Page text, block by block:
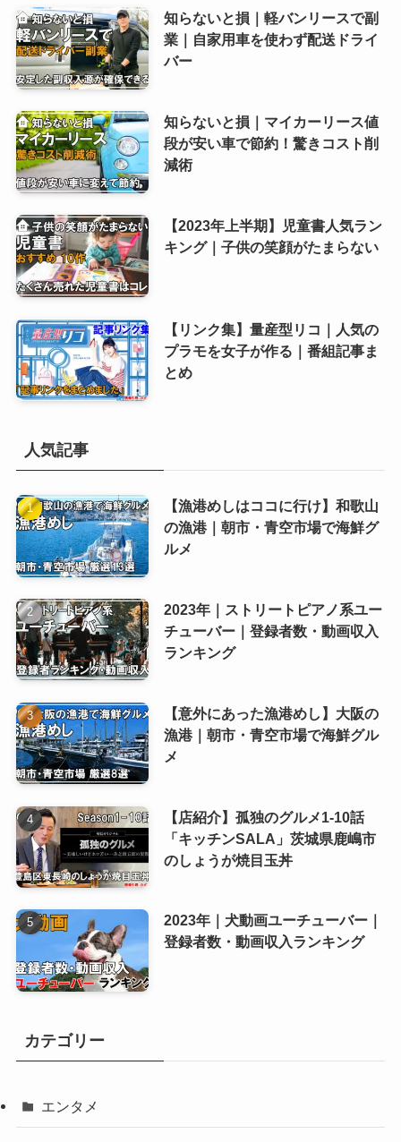
知らないと損｜軽バンリースで副
業｜自家用車を使わず配送ドライ
バー
知らないと損｜マイカーリース値
段が安い車で節約！驚きコスト削
減術
【2023年上半期】児童書人気ラン
キング｜子供の笑顔がたまらない
【リンク集】量産型リコ｜人気の
プラモを女子が作る｜番組記事ま
とめ
人気記事
【漁港めしはココに行け】和歌山
の漁港｜朝市・青空市場で海鮮グ
ルメ
2023年｜ストリートピアノ系ユー
チューバー｜登録者数・動画収入
ランキング
【意外にあった漁港めし】大阪の
漁港｜朝市・青空市場で海鮮グル
メ
【店紹介】孤独のグルメ1-10話
「キッチンSALA」茨城県鹿嶋市
のしょうが焼目玉丼
2023年｜犬動画ユーチューバー｜
登録者数・動画収入ランキング
カテゴリー
エンタメ